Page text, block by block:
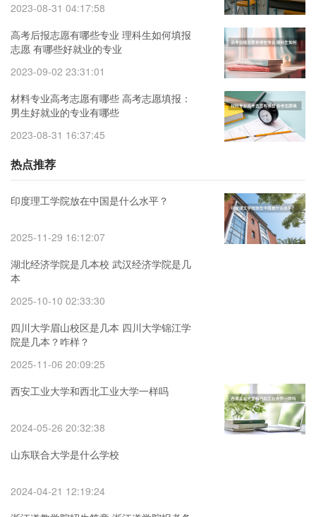
2023-08-31 04:17:58
高考后报志愿有哪些专业 理科生如何填报
志愿 有哪些好就业的专业
2023-09-02 23:31:01
材料专业高考志愿有哪些 高考志愿填报：
男生好就业的专业有哪些
2023-08-31 16:37:45
热点推荐
印度理工学院放在中国是什么水平？
2025-11-29 16:12:07
湖北经济学院是几本校 武汉经济学院是几
本
2025-10-10 02:33:30
四川大学眉山校区是几本 四川大学锦江学
院是几本？咋样？
2025-11-06 20:09:25
西安工业大学和西北工业大学一样吗
2024-05-26 20:32:38
山东联合大学是什么学校
2024-04-21 12:19:24